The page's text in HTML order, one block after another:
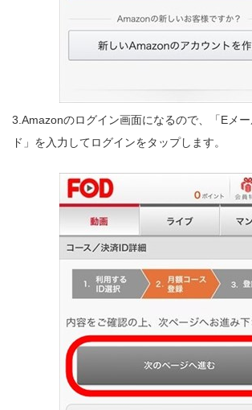
3.Amazonのログイン画面になるので、「Eメ
ド」を入力してログインをタップします。